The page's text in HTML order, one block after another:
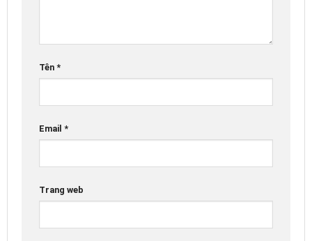
Tên *
Email *
Trang web